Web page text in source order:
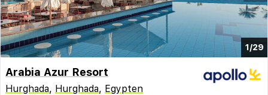
1/29
Arabia Azur Resort
Hurghada, Hurghada, Egypten